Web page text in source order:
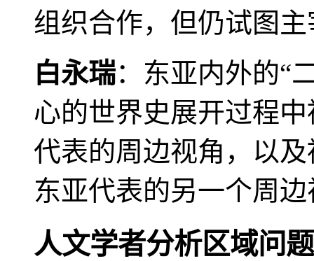
组织合作，但仍试图
白永瑞：东亚内外的“
心的世界史展开过程
代表的周边视角，以
东亚代表的另一个周
人文学者分析区域问题